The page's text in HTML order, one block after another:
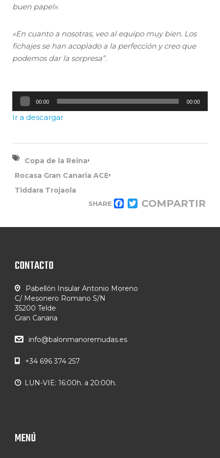
buen papel».
«En cuanto a nosotras, veo al equipo muy bien. Los
fichajes se han acoplado a la perfección y creo que
podemos dar la sorpresa”.
Reproductor
de
audio
00:00 00:00
Ir a descargar
Copa de la Reina,
Rocasa Gran Canaria ACE,
Tiddara Trojaola
SHARE FACEBOOK
TWITTER
COMPARTIR
CONTACTO
Pabellón Insular Antonio Moreno
C/ Mesonero Romano S/N
35200 Telde
Gran Canaria
info@balonmanoremudas.es
+34 696 374 257
LUN-VIE: 16:00h. a 20:00h.
MENÚ